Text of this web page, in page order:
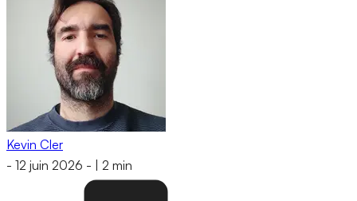
Kevin Cler
- 12 juin 2026 - 2 min